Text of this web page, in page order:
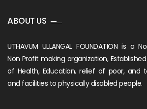
ABOUT US
UTHAVUM ULLANGAL FOUNDATION is a
Non Profit making organization,
of Health, Education, relief of poor, and
and facilities to physically disabled people.